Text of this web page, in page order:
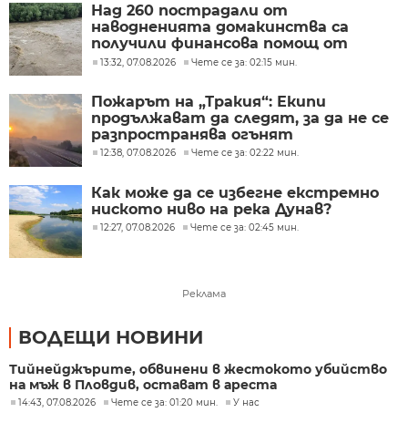
Над 260 пострадали от
наводненията домакинства са
получили финансова помощ от
Социалното министерство
13:32, 07.08.2026 Чете се за: 02:15 мин.
Пожарът на „Тракия“: Екипи
продължават да следят, за да не се
разпространява огънят
12:38, 07.08.2026 Чете се за: 02:22 мин.
Как може да се избегне екстремно
ниското ниво на река Дунав?
12:27, 07.08.2026 Чете се за: 02:45 мин.
Реклама
ВОДЕЩИ НОВИНИ
Тийнейджърите, обвинени в жестокото убийство
на мъж в Пловдив, остават в ареста
14:43, 07.08.2026 Чете се за: 01:20 мин. У нас